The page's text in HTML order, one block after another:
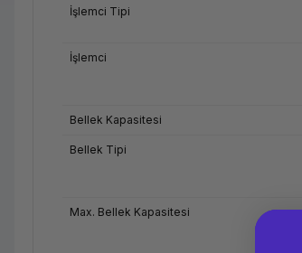
İşlemci Tipi
İşlemci
Bellek Kapasitesi
Bellek Tipi
Max. Bellek Kapasitesi